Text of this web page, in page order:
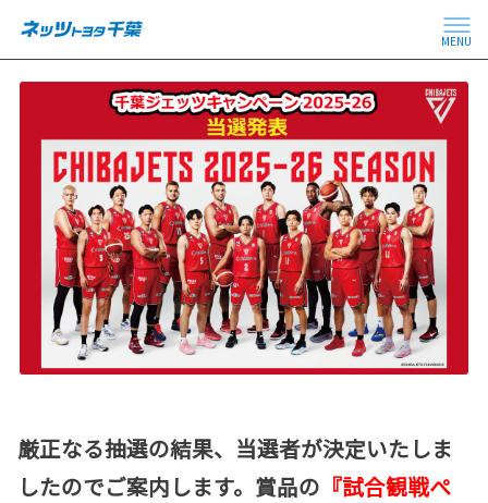
MENU
厳正なる抽選の結果、当選者が決定いたしま
したのでご案内します。賞品の 『試合観戦ぺ